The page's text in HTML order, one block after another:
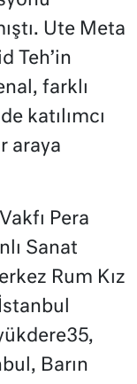
Ute Meta
Teh’in
farklı
katılımcı
araya
Pera
Sanat
Rum Kız
Barın